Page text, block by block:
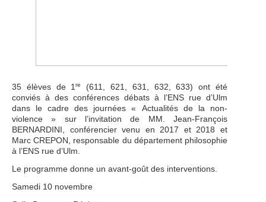
35 élèves de 1re
(611, 621, 631, 632, 633) ont été
conviés à des conférences débats à l’ENS rue d’Ulm
dans le cadre des journées « Actualités de la non-
violence » sur l’invitation de MM. Jean-François
BERNARDINI, conférencier venu en 2017 et 2018 et
Marc CREPON, responsable du département philosophie
à l’ENS rue d’Ulm.
Le programme donne un avant-goût des interventions.
Samedi 10 novembre